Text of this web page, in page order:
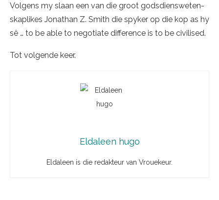
Volgens my slaan een van die groot gods­diens­we­ten­
skaplikes Jonathan Z. Smith die spyker op die kop as hy
sê … to be able to negotiate difference is to be civilised.
Tot volgende keer.
Eldaleen hugo
Eldaleen is die redakteur van Vrouekeur.